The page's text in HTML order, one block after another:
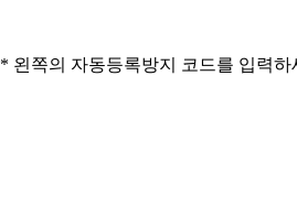
* 왼쪽의 자동등록방지 코드를 입력하